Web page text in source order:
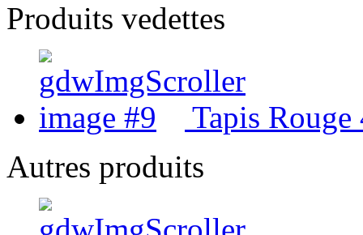
Produits vedettes
Tapis
Autres produits